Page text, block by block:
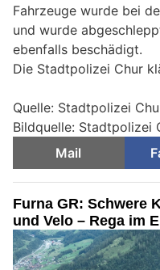
Fahrzeuge wurde bei
und wurde
ebenfalls beschädigt.
Die Stadtpolizei Chur
Quelle: Stadtpolizei
Bildquelle: Stadtpolizei
Mail
Furna GR: Schwere
und Velo – Rega im